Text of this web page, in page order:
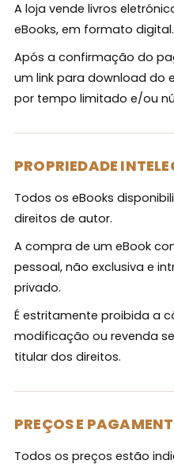
A loja vende livros
eBooks, em formato digital.
Após a confirmação do
um link para download do
por tempo limitado e/ou
PROPRIEDADE
Todos os eBooks
direitos de autor.
A compra de um eBook
pessoal, não exclusiva e
privado.
É estritamente proibida a
modificação ou revenda
titular dos direitos.
PREÇOS E
Todos os preços estão